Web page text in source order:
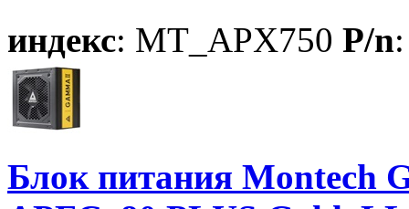
индекс: MT_APX750 P/n
Блок питания Montech